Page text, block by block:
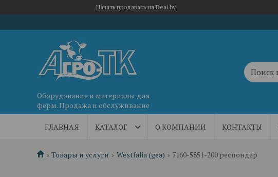
Начать продавать на Deal.by
Оборудование и материалы для
ферм. Продажа и обслуживание
ГЛАВНАЯ КАТАЛОГ О КОМПАНИИ КОНТАКТЫ
Товары и услуги Westfalia (gea) 7160-5851-200 респондер